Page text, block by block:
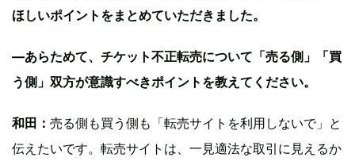
ほしいポイントをまとめていただきました。
—あらためて、チケット不正転売について「売る側」「買
う側」双方が意識すべきポイントを教えてください。
和田： 売る側も買う側も「転売サイトを利用しないで」と
伝えたいです。転売サイトは、一見適法な取引に見えるか